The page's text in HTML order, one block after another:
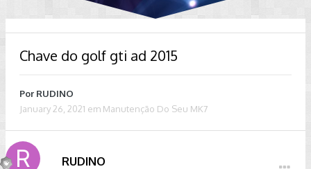
Chave do golf gti ad 2015
Por RUDINO
January 26, 2021 em Manutenção Do Seu MK7
RUDINO